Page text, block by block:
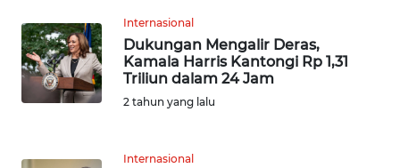
Internasional
Dukungan Mengalir Deras,
Kamala Harris Kantongi Rp 1,31
Triliun dalam 24 Jam
2 tahun yang lalu
Internasional
JABAR
WN
BANTEN